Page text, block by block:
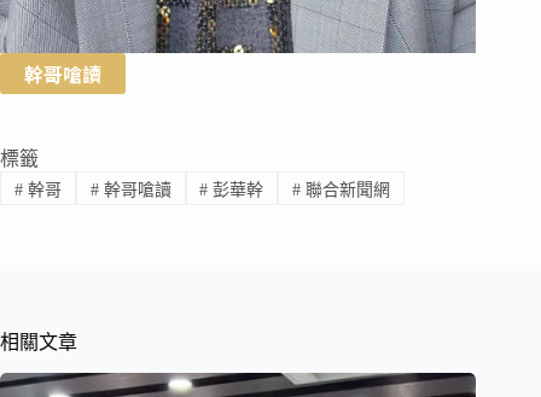
幹哥嗆讀
標籤
#幹哥 #幹哥嗆讀 # 彭華幹 # 聯合新聞網
相關文章